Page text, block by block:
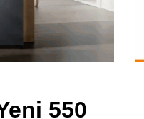
550